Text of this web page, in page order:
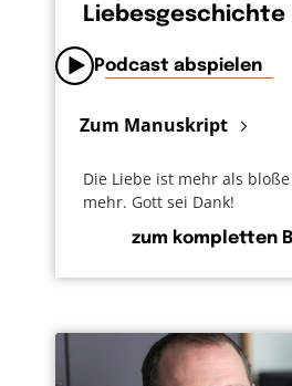
Liebesgeschichte
Podcast abspielen
Zum Manuskript
Die Liebe ist mehr als
mehr. Gott sei Dank!
zum kompletten